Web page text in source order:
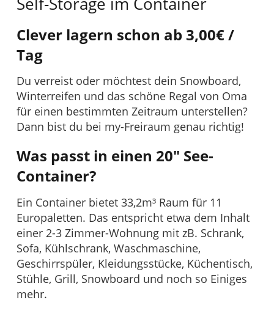
Clever lagern schon ab 3,00€ /
Tag
Du verreist oder möchtest dein Snowboard,
Winterreifen und das schöne Regal von Oma
für einen bestimmten Zeitraum unterstellen?
Dann bist du bei my-Freiraum genau richtig!
Was passt in einen 20″ See-
Container?
Ein Container bietet 33,2m³ Raum für 11
Europaletten. Das entspricht etwa dem Inhalt
einer 2-3 Zimmer-Wohnung mit zB. Schrank,
Sofa, Kühlschrank, Waschmaschine,
Geschirrspüler, Kleidungsstücke, Küchentisch,
Stühle, Grill, Snowboard und noch so Einiges
mehr.